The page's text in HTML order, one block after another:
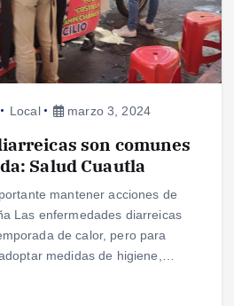
Local marzo 3, 2024
son comunes
Salud Cuautla
mantener acciones de
Las enfermedades diarreicas
de calor, pero para
medidas de higiene,…